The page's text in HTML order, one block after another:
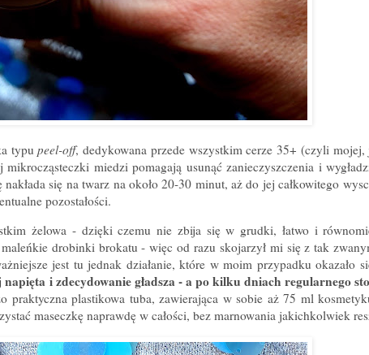
typupeel-off, dedykowana przede wszystkim cerze 35+ (czyli mojej,
miedzi pomagają usunąć zanieczyszczenia i
się na twarz na około 20-30 minut, aż do jej całkowitego
pozostałości.
żelowa - dzięki czemu nie zbija się w grudki, łatwo i
drobinki brokatu - więc od razu skojarzył mi się z tak
jest tu jednak działanie, które w moim przypadku okazało
i zdecydowanie gładsza - a po kilku dniach regularnego
praktyczna plastikowa tuba, zawierająca w sobie aż 75 ml
maseczkę naprawdę w całości, bez marnowania jakichkolwiek